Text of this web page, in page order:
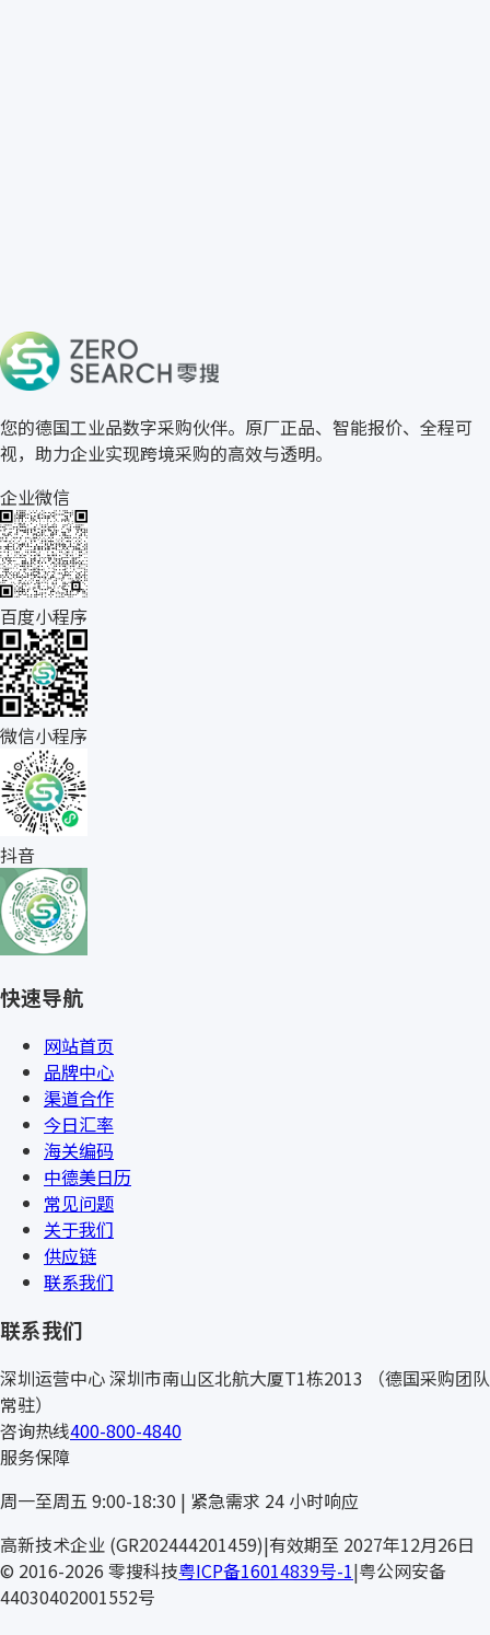
关于零搜
您的德国工业品数字采购伙伴。原厂正品、智能报价、全程可
视，助力企业实现跨境采购的高效与透明。
企业微信
百度小程序
微信小程序
抖音
快速导航
网站首页
品牌中心
渠道合作
今日汇率
海关编码
中德美日历
常见问题
关于我们
供应链
联系我们
联系我们
深圳运营中心深圳市南山区北航大厦T1栋2013
（德国采购团队
常驻）
咨询热线400-800-4840
服务保障
周一至周五 9:00-18:30 | 紧急需求 24 小时响应
高新技术企业 (GR202444201459)|有效期至 2027年12月26日
© 2016-2026 零搜科技粤ICP备16014839号-1|粤公网安备
44030402001552号